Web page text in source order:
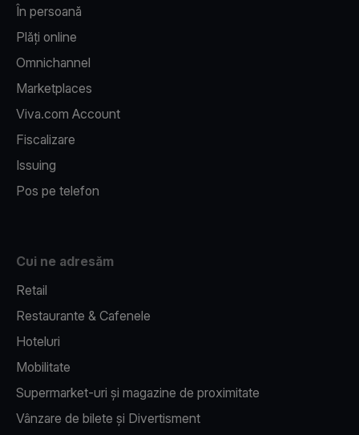
În persoană
Plăți online
Omnichannel
Marketplaces
Viva.com Account
Fiscalizare
Issuing
Pos pe telefon
Cui ne adresăm
Retail
Restaurante & Cafenele
Hoteluri
Mobilitate
Supermarket-uri și magazine de proximitate
Vânzare de bilete și Divertisment